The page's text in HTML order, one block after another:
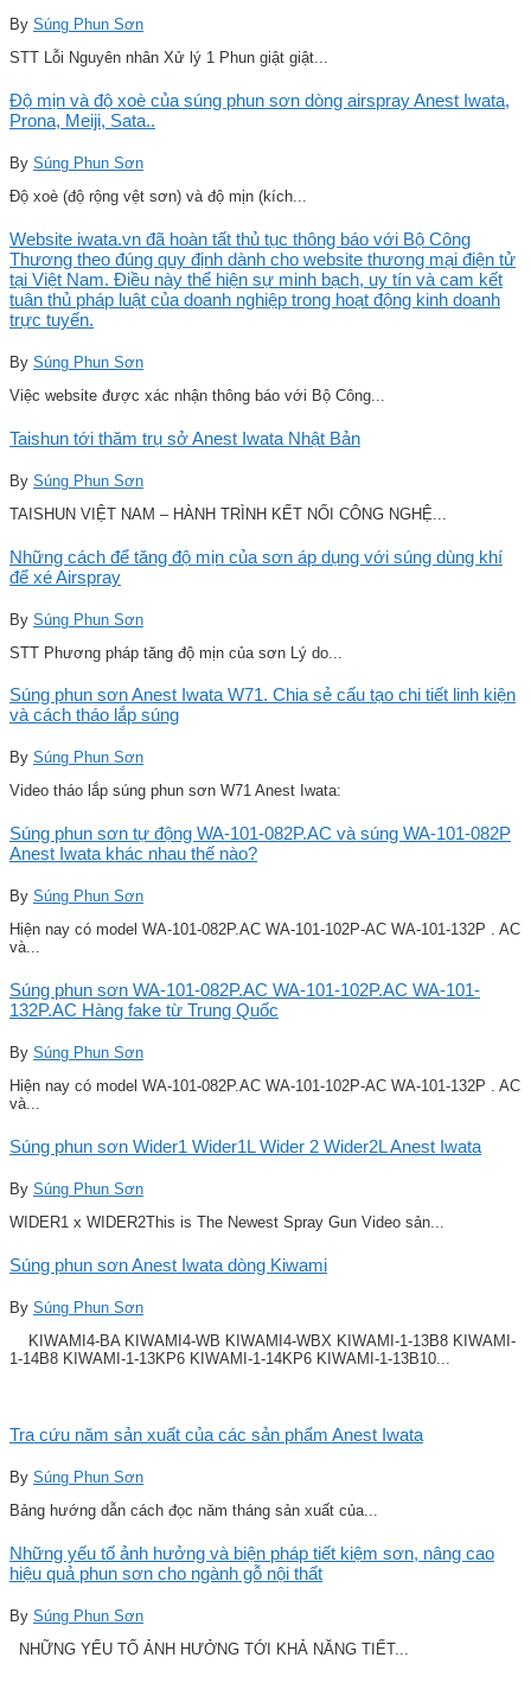
By Súng Phun Sơn
STT Lỗi Nguyên nhân Xử lý 1 Phun giật giật...
Độ mịn và độ xoè của súng phun sơn dòng airspray Anest Iwata,
Prona, Meiji, Sata..
By Súng Phun Sơn
Độ xoè (độ rộng vệt sơn) và độ mịn (kích...
Website iwata.vn đã hoàn tất thủ tục thông báo với Bộ Công
Thương theo đúng quy định dành cho website thương mại điện tử
tại Việt Nam. Điều này thể hiện sự minh bạch, uy tín và cam kết
tuân thủ pháp luật của doanh nghiệp trong hoạt động kinh doanh
trực tuyến.
By Súng Phun Sơn
Việc website được xác nhận thông báo với Bộ Công...
Taishun tới thăm trụ sở Anest Iwata Nhật Bản
By Súng Phun Sơn
TAISHUN VIỆT NAM – HÀNH TRÌNH KẾT NỐI CÔNG NGHỆ...
Những cách để tăng độ mịn của sơn áp dụng với súng dùng khí
để xé Airspray
By Súng Phun Sơn
STT Phương pháp tăng độ mịn của sơn Lý do...
Súng phun sơn Anest Iwata W71. Chia sẻ cấu tạo chi tiết linh kiện
và cách tháo lắp súng
By Súng Phun Sơn
Video tháo lắp súng phun sơn W71 Anest Iwata:
Súng phun sơn tự động WA-101-082P.AC và súng WA-101-082P
Anest Iwata khác nhau thế nào?
By Súng Phun Sơn
Hiện nay có model WA-101-082P.AC WA-101-102P-AC WA-101-132P . AC
và...
Súng phun sơn WA-101-082P.AC WA-101-102P.AC WA-101-
132P.AC Hàng fake từ Trung Quốc
By Súng Phun Sơn
Hiện nay có model WA-101-082P.AC WA-101-102P-AC WA-101-132P . AC
và...
Súng phun sơn Wider1 Wider1L Wider 2 Wider2L Anest Iwata
By Súng Phun Sơn
WIDER1 x WIDER2This is The Newest Spray Gun Video sản...
Súng phun sơn Anest Iwata dòng Kiwami
By Súng Phun Sơn
KIWAMI4-BA KIWAMI4-WB KIWAMI4-WBX KIWAMI-1-13B8 KIWAMI-
1-14B8 KIWAMI-1-13KP6 KIWAMI-1-14KP6 KIWAMI-1-13B10...
Tra cứu năm sản xuất của các sản phẩm Anest Iwata
By Súng Phun Sơn
Bảng hướng dẫn cách đọc năm tháng sản xuất của...
Những yếu tố ảnh hưởng và biện pháp tiết kiệm sơn, nâng cao
hiệu quả phun sơn cho ngành gỗ nội thất
By Súng Phun Sơn
NHỮNG YẾU TỐ ẢNH HƯỞNG TỚI KHẢ NĂNG TIẾT...